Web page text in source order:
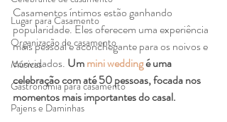
Lugar para Casamento
Organização de casamento
Músicas
Gastronomia para casamento
Pajens e Daminhas
Casamentos íntimos estão ganhando
popularidade. Eles oferecem uma experiência
mais pessoal e aconchegante para os noivos e
convidados. Um mini wedding é uma
celebração com até 50 pessoas, focada nos
momentos mais importantes do casal.